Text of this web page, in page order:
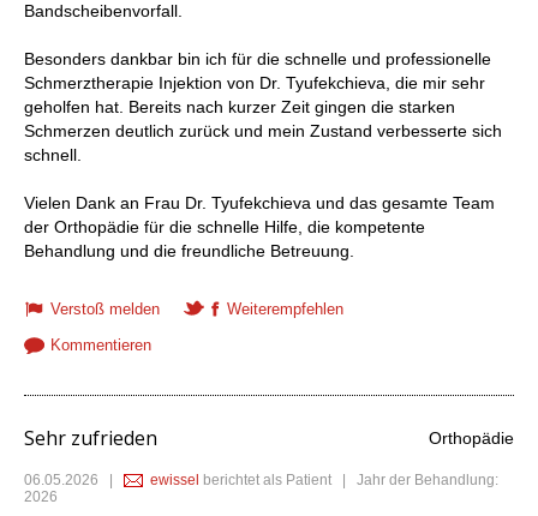
Bandscheibenvorfall.
Besonders dankbar bin ich für die schnelle und professionelle
Schmerztherapie Injektion von Dr. Tyufekchieva, die mir sehr
geholfen hat. Bereits nach kurzer Zeit gingen die starken
Schmerzen deutlich zurück und mein Zustand verbesserte sich
schnell.
Vielen Dank an Frau Dr. Tyufekchieva und das gesamte Team
der Orthopädie für die schnelle Hilfe, die kompetente
Behandlung und die freundliche Betreuung.
Verstoß melden
Weiterempfehlen
Kommentieren
Sehr zufrieden Orthopädie
06.05.2026 ewissel
berichtet als Patient | Jahr der Behandlung:
2026